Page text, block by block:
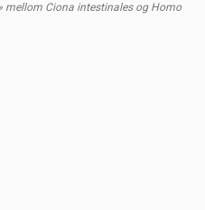
mellom Ciona intestinales og Homo